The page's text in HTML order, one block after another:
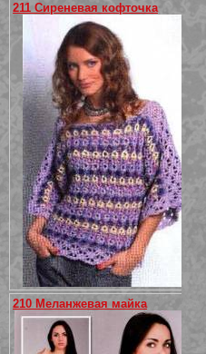
211 Сиреневая кофточка
210 Меланжевая майка